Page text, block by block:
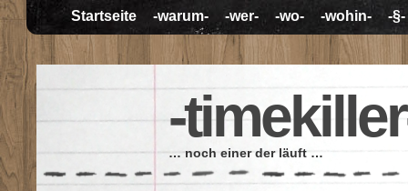
Startseite -warum- -wer- -wo- -wohin- -§-
-
… noch einer der läuft …